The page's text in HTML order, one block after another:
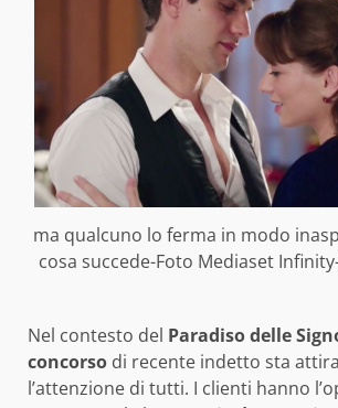
ma qualcuno lo ferma in modo
cosa succede-Foto Mediaset
Nel contesto del Paradiso delle
concorso di recente indetto sta
l’attenzione di tutti. I clienti hanno